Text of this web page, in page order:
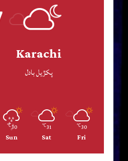
Karachi
پکڙيل بادل
30
℃
Fri
31
℃
Sat
30
℃
Sun